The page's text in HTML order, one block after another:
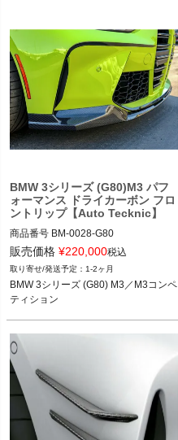
BMW M4(G82,G83) 21-
BMW 3シリーズ (G80)M3 パフ
ォーマンス ドライカーボン フロ
ントリップ【Auto Tecknic】
商品番号 BM-0028-G80
BM-0028-G80
12VIVID "BM-0028", OPTION: COATIN
G-NO  VEHICLE-G80 M3
BMW 3シリーズ (G80) M3／M3コンペ
ティション 20-
販売価格 ¥220,000税込
1-2ヶ月
BMW 3シリーズ (G80) M3／M3コンペ
ティション